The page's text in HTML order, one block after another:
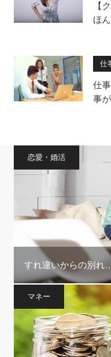
【
ほ
仕
仕
事
恋愛・婚活
すれ違いからの別れ
マネー